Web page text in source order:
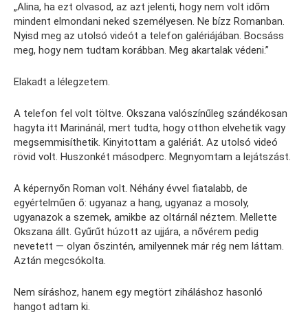
„Alina, ha ezt olvasod, az azt jelenti, hogy nem volt időm
mindent elmondani neked személyesen. Ne bízz Romanban.
Nyisd meg az utolsó videót a telefon galériájában. Bocsáss
meg, hogy nem tudtam korábban. Meg akartalak védeni.”
Elakadt a lélegzetem.
A telefon fel volt töltve. Okszana valószínűleg szándékosan
hagyta itt Marinánál, mert tudta, hogy otthon elvehetik vagy
megsemmisíthetik. Kinyitottam a galériát. Az utolsó videó
rövid volt. Huszonkét másodperc. Megnyomtam a lejátszást.
A képernyőn Roman volt. Néhány évvel fiatalabb, de
egyértelműen ő: ugyanaz a hang, ugyanaz a mosoly,
ugyanazok a szemek, amikbe az oltárnál néztem. Mellette
Okszana állt. Gyűrűt húzott az ujjára, a nővérem pedig
nevetett — olyan őszintén, amilyennek már rég nem láttam.
Aztán megcsókolta.
Nem síráshoz, hanem egy megtört ziháláshoz hasonló
hangot adtam ki.